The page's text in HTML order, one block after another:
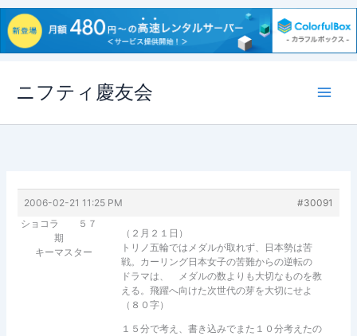
ス
ニフティ慶友会
2006-02-21 11:25 PM
#30091
ショコラ ５７
期
キーマスター
（２月２１日）
トリノ五輪ではメダルが取れず、日本勢は苦
戦。カーリング日本女子の苦難からの逆転の
ドラマは、 メダルの数よりも大切なものを教
える。飛躍へ向けた次世代の芽を大切にせよ
（８０字）
１５分で考え、書き込みでまた１０分考えたの